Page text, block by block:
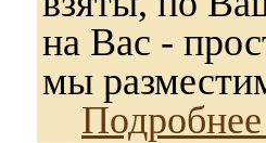
на Вас -
мы